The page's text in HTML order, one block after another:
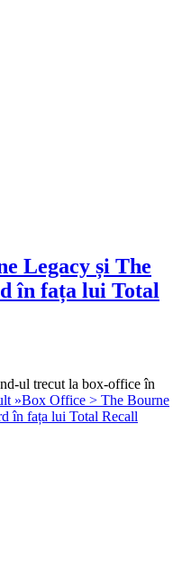
Legacy și The
în fața lui Total
ul trecut la box-office în
»Box Office > The Bourne
în fața lui Total Recall